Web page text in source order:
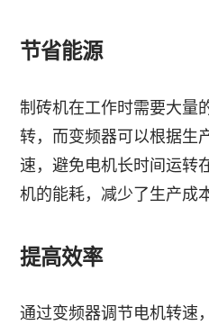
节省能源
制砖机在工作时需要大量
转，而变频器可以根据生
速，避免电机长时间运转
机的能耗，减少了生产成
提高效率
通过变频器调节电机转速